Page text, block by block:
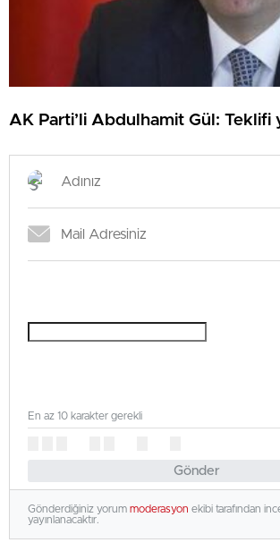
AK Parti’li Abdulhamit Gül: Teklifi
Gönder
En az 10 karakter gerekli
Gönderdiğiniz yorum moderasyon ekibi tarafından
yayınlanacaktır.